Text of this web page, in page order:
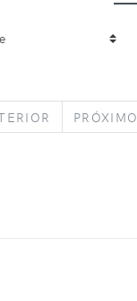
PREVIOUS
PRÓXIMO